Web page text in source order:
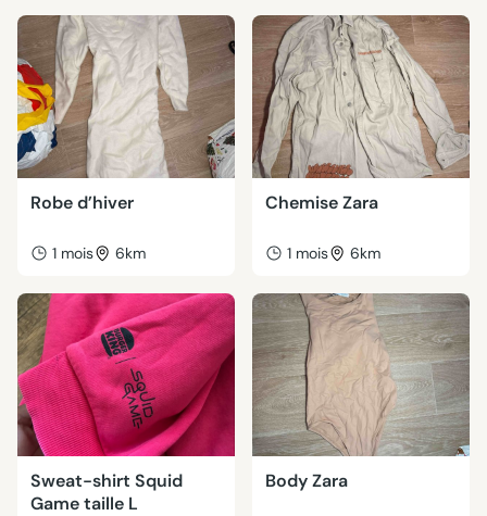
Robe d’hiver
1 mois 6km
Chemise Zara
1 mois 6km
Sweat-shirt Squid
Game taille L
Body Zara